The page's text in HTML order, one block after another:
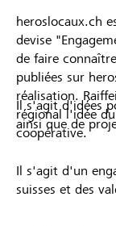
heroslocaux.ch
devise
de faire
publiées sur
réalisation.
régional l'idée
coopérative.
Il s'agit d'idées
ainsi que de
Il s'agit d'un
suisses et des